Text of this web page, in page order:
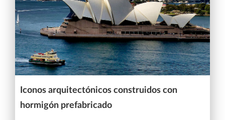
Iconos arquitectónicos construidos con
hormigón prefabricado